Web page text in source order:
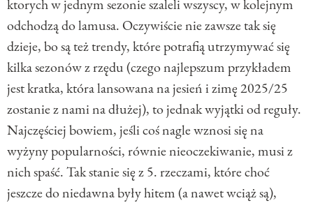
ktorych w jednym sezonie szaleli wszyscy, w kolejnym
odchodzą do lamusa. Oczywiście nie zawsze tak się
dzieje, bo są też trendy, które potrafią utrzymywać się
kilka sezonów z rzędu (czego najlepszum przykładem
jest kratka, która lansowana na jesień i zimę 2025/25
zostanie z nami na dłużej), to jednak wyjątki od reguły.
Najczęściej bowiem, jeśli coś nagle wznosi się na
wyżyny popularności, równie nieoczekiwanie, musi z
nich spaść. Tak stanie się z 5. rzeczami, które choć
jeszcze do niedawna były hitem (a nawet wciąż są),